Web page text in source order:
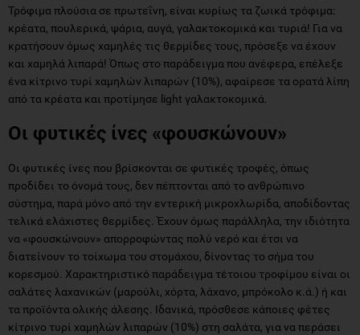
Τρόφιμα πλούσια σε πρωτεΐνη, είναι κυρίως τα ζωικά τρόφιμα:
κρέατα, πουλερικά, ψάρια, αυγά, γαλακτοκομικά και τυριά! Για να
κρατήσουν όμως χαμηλές τις θερμίδες τους, πρόσεξε να έχουν
και χαμηλά λιπαρά! Όπως στο παράδειγμα που ανέφερα, επέλεξε
ένα κίτρινο τυρί χαμηλών λιπαρών (10%), αφαίρεσε τα ορατά λίπη
από τα κρέατα και προτίμησε light γαλακτοκομικά.
Οι φυτικές ίνες «φουσκώνουν»
Οι φυτικές ίνες που βρίσκονται σε φυτικές τροφές, όπως
προδίδει το όνομά τους, δεν πέπτονται από το ανθρώπινο
σύστημα, παρά μόνο από την εντερική μικροχλωρίδα, αποδίδοντας
τελικά ελάχιστες θερμίδες. Έχουν όμως παράλληλα, την ιδιότητα
να «φουσκώνουν» απορροφώντας πολύ νερό και έτσι να
διατείνουν το τοίχωμα του στομάχου, δίνοντας το σήμα του
κορεσμού. Χαρακτηριστικό παράδειγμα τέτοιου τροφίμου είναι οι
σαλάτες λαχανικών (μαρούλι, χόρτα, λάχανο, μπρόκολο κ.ά.) ή και
τα προϊόντα ολικής άλεσης. Ιδανικά, πρόσθεσε κάποιες φέτες
κίτρινο τυρί χαμηλών λιπαρών (10%) στη σαλάτα, για να περάσει